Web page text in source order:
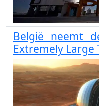
België neemt
Extremely Large